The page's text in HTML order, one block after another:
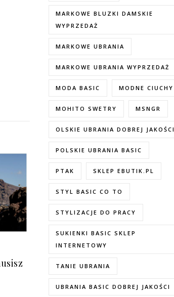
MARKOWE BLUZKI DAMSKIE
WYPRZEDAŻ
MARKOWE UBRANIA
MARKOWE UBRANIA WYPRZEDAŻ
MODA BASIC MODNE CIUCHY
MOHITO SWETRY MSNGR
OLSKIE UBRANIA DOBREJ JAKOŚCI
POLSKIE UBRANIA BASIC
PTAK SKLEP EBUTIK.PL
STYL BASIC CO TO
STYLIZACJE DO PRACY
SUKIENKI BASIC SKLEP
INTERNETOWY
TANIE UBRANIA
UBRANIA BASIC DOBREJ JAKOŚCI